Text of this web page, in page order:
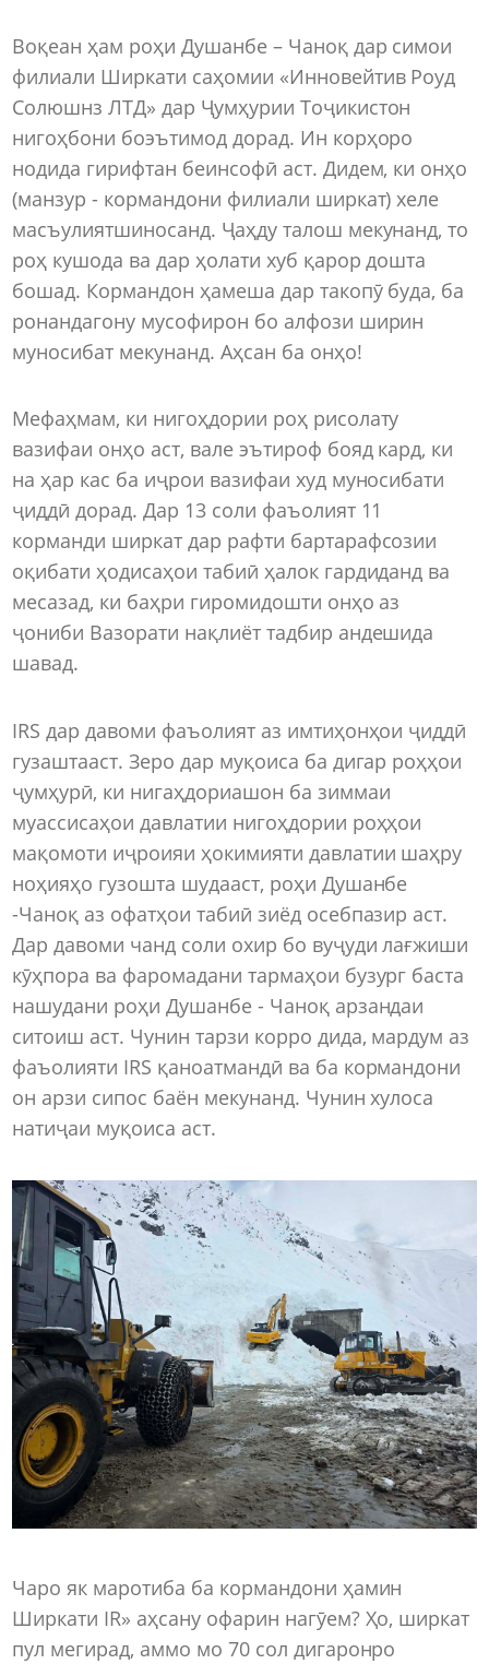
Воқеан ҳам роҳи Душанбе – Чаноқ дар симои
филиали Ширкати саҳомии «Инновейтив Роуд
Солюшнз ЛТД» дар Ҷумҳурии Тоҷикистон
нигоҳбони боэътимод дорад. Ин корҳоро
нодида гирифтан беинсофӣ аст. Дидем, ки онҳо
(манзур - кормандони филиали ширкат) хеле
масъулиятшиносанд. Ҷаҳду талош мекунанд, то
роҳ кушода ва дар ҳолати хуб қарор дошта
бошад. Кормандон ҳамеша дар такопӯ буда, ба
ронандагону мусофирон бо алфози ширин
муносибат мекунанд. Аҳсан ба онҳо!
Мефаҳмам, ки нигоҳдории роҳ рисолату
вазифаи онҳо аст, вале эътироф бояд кард, ки
на ҳар кас ба иҷрои вазифаи худ муносибати
ҷиддӣ дорад. Дар 13 соли фаъолият 11
корманди ширкат дар рафти бартарафсозии
оқибати ҳодисаҳои табиӣ ҳалок гардиданд ва
месазад, ки баҳри гиромидошти онҳо аз
ҷониби Вазорати нақлиёт тадбир андешида
шавад.
IRS дар давоми фаъолият аз имтиҳонҳои ҷиддӣ
гузаштааст. Зеро дар муқоиса ба дигар роҳҳои
ҷумҳурӣ, ки нигаҳдориашон ба зиммаи
муассисаҳои давлатии нигоҳдории роҳҳои
мақомоти иҷроияи ҳокимияти давлатии шаҳру
ноҳияҳо гузошта шудааст, роҳи Душанбе
-Чаноқ аз офатҳои табиӣ зиёд осебпазир аст.
Дар давоми чанд соли охир бо вуҷуди лағжиши
кӯҳпора ва фаромадани тармаҳои бузург баста
нашудани роҳи Душанбе - Чаноқ арзандаи
ситоиш аст. Чунин тарзи корро дида, мардум аз
фаъолияти IRS қаноатмандӣ ва ба кормандони
он арзи сипос баён мекунанд. Чунин хулоса
натиҷаи муқоиса аст.
Чаро як маротиба ба кормандони ҳамин
Ширкати IR» аҳсану офарин нагӯем? Ҳо, ширкат
пул мегирад, аммо мо 70 сол дигаронро